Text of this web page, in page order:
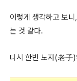
이렇게 생각하고 보
는 것 같다.
다시 한번 노자(老子